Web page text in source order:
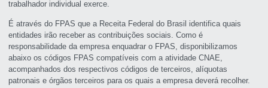
trabalhador individual exerce.
É através do FPAS que a Receita Federal do Brasil identifica quais
entidades irão receber as contribuições sociais. Como é
responsabilidade da empresa enquadrar o FPAS, disponibilizamos
abaixo os códigos FPAS compatíveis com a atividade CNAE,
acompanhados dos respectivos códigos de terceiros, alíquotas
patronais e órgãos terceiros para os quais a empresa deverá recolher.